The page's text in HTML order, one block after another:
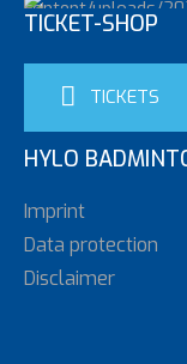
TICKET-SHOP
TICKETS
HYLO
Imprint
Data protection
Disclaimer